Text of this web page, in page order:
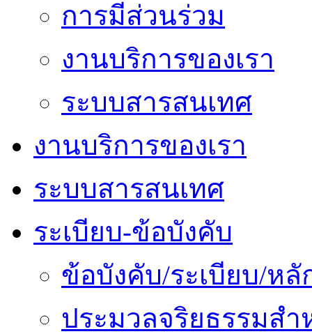
การมีส่วนร่วม
งานบริการของเรา
ระบบสารสนเทศ
งานบริการของเรา
ระบบสารสนเทศ
ระเบียบ-ข้อบังคับ
ข้อบังคับ/ระเบียบ/ห
ประมวลจริยธรรมส